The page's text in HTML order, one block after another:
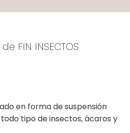
FIN INSECTOS
en forma de suspensión
tipo de insectos, ácaros y